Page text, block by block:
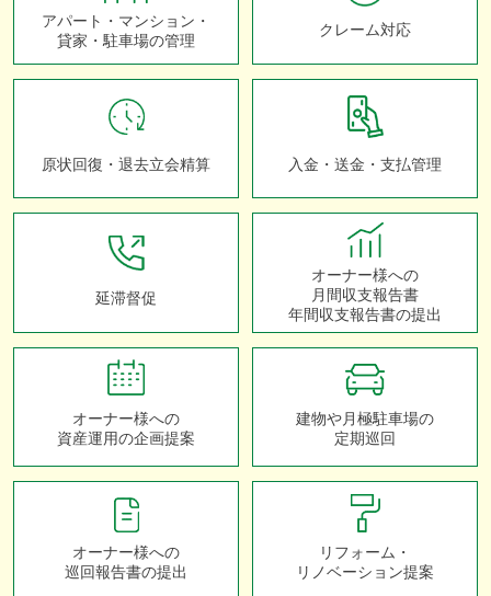
アパート・マンション・
貸家・駐車場の管理
クレーム対応
原状回復・退去立会精算 入金・送金・支払管理
延滞督促
オーナー様への
月間収支報告書
年間収支報告書の提出
オーナー様への
資産運用の企画提案
建物や月極駐車場の
定期巡回
オーナー様への
巡回報告書の提出
リフォーム・
リノベーション提案